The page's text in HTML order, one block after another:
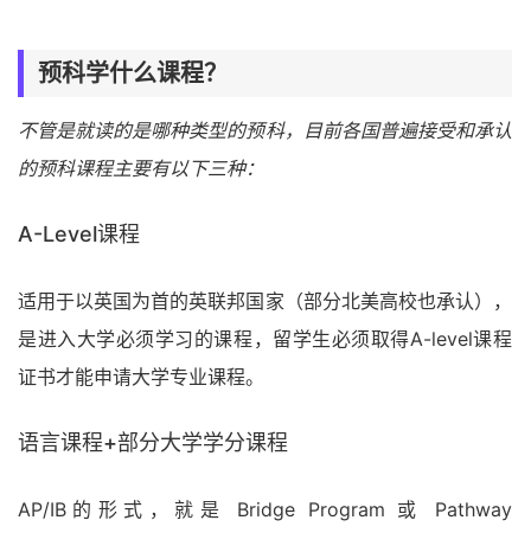
预科学什么课程？
不管是就读的是哪种类型的预科，目前各国普遍接受和承认
的预科课程主要有以下三种：
A-Level课程
适用于以英国为首的英联邦国家（部分北美高校也承认），
是进入大学必须学习的课程，留学生必须取得A-level课程
证书才能申请大学专业课程。
语言课程+部分大学学分课程
AP/IB的形式，就是 Bridge Program 或 Pathway